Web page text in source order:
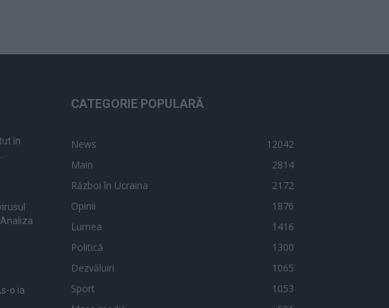
în
o ia
CATEGORIE POPULARĂ
News
12042
Main
2814
Război în Ucraina
2172
Opinii
1876
Lumea
1416
Politică
1300
Dezvăluiri
1065
Sport
1053